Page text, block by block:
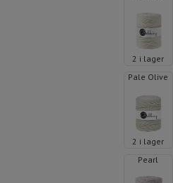
2 i lager
Pale Olive
2 i lager
Pearl